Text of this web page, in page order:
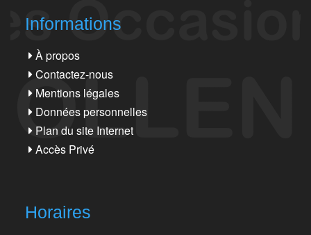
Informations
À propos
Contactez-nous
Mentions légales
Données personnelles
Plan du site Internet
Accès Privé
Horaires